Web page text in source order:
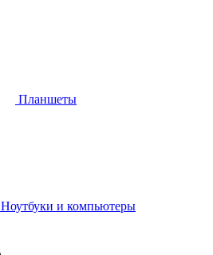
Планшеты
Ноутбуки и компьютеры